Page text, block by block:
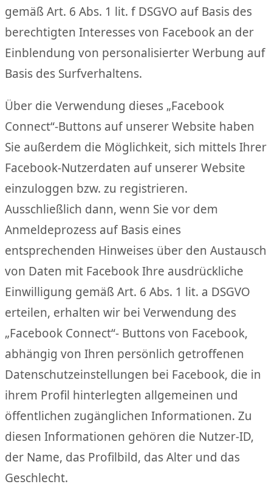
gemäß Art. 6 Abs. 1 lit. f DSGVO auf Basis des
berechtigten Interesses von Facebook an der
Einblendung von personalisierter Werbung auf
Basis des Surfverhaltens.
Über die Verwendung dieses „Facebook
Connect“-Buttons auf unserer Website haben
Sie außerdem die Möglichkeit, sich mittels Ihrer
Facebook-Nutzerdaten auf unserer Website
einzuloggen bzw. zu registrieren.
Ausschließlich dann, wenn Sie vor dem
Anmeldeprozess auf Basis eines
entsprechenden Hinweises über den Austausch
von Daten mit Facebook Ihre ausdrückliche
Einwilligung gemäß Art. 6 Abs. 1 lit. a DSGVO
erteilen, erhalten wir bei Verwendung des
„Facebook Connect“- Buttons von Facebook,
abhängig von Ihren persönlich getroffenen
Datenschutzeinstellungen bei Facebook, die in
ihrem Profil hinterlegten allgemeinen und
öffentlichen zugänglichen Informationen. Zu
diesen Informationen gehören die Nutzer-ID,
der Name, das Profilbild, das Alter und das
Geschlecht.